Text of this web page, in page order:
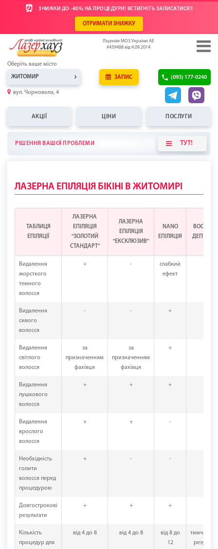
⏰ ЗНИЖКИ ДО -40% НА ПРОЦЕДУРИ! ВСТИГНІТЬ ЗАПИСАТИСЯ!!
ОТРИМАТИ ЗНИЖКУ
Ліцензія МОЗ України АЕ
#459488 від 4.09.2014
Оберіть ваше місто
ЖИТОМИР
вул. Чорновола, 4
ЗАПИС (093) 177-0240
АКЦІЇ ЦІНИ ПОСЛУГИ
РІШЕННЯ ВАШОЇ ПРОБЛЕМИ ТУТ!
ЛАЗЕРНА ЕПІЛЯЦІЯ БІКІНІ В ЖИТОМИРІ
Видалення
жорсткого
темного
волосся
+ -
слабкий
ефект
Видалення
сивого
волосся
- - +
Видалення
світлого
волосся
за
призначенням
фахівця
за
призначенням
фахівця
+
Видалення
пушкового
волосся
+ + +
Видалення
врослого
волосся
+ + -
Необхідність
голити
волосся перед
процедурою
+ - -
Довгострокові
результати
+ + +
Кількість
процедур для
від 4 до 8 від 4 до 8
від 8 до
12
результат
ТАБЛИЦЯ
ЕПІЛЯЦІЇ
ЛАЗЕРНА
ЕПІЛЯЦІЯ
"ЗОЛОТИЙ
СТАНДАРТ"
ЛАЗЕРНА
ЕПІЛЯЦІЯ
"ЕКСКЛЮЗИВ"
NANO
ЕПІЛЯЦІЯ
ВОСКОВА